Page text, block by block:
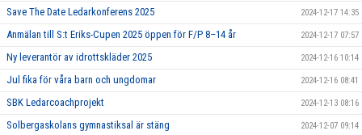
Save The Date Ledarkonferens 2025 2024-12-17 14:35
Anmälan till S:t Eriks-Cupen 2025 öppen för F/P 8–14 år 2024-12-17 07:57
Ny leverantör av idrottskläder 2025 2024-12-16 10:14
Jul fika för våra barn och ungdomar 2024-12-16 08:41
SBK Ledarcoachprojekt 2024-12-13 08:16
Solbergaskolans gymnastiksal är stäng 2024-12-07 09:14